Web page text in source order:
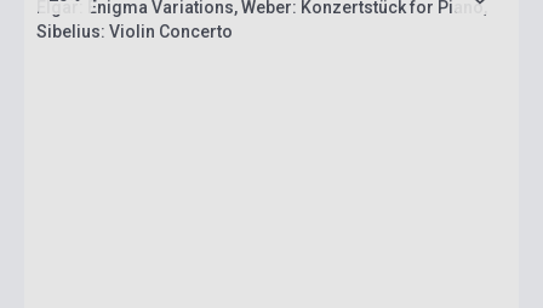
Elgar: Enigma Variations, Weber: Konzertstück for Piano,
Sibelius: Violin Concerto